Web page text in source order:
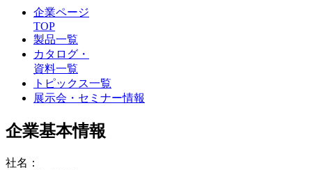
企業ページ
TOP
製品一覧
カタログ・
資料一覧
トピックス一覧
展示会・セミナー情報
企業基本情報
社名：